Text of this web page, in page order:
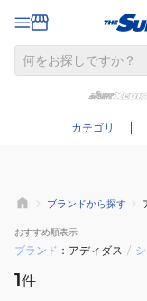
カテゴリ
ブランドから探す
おすすめ順表示
ブランド アディダス /
1件